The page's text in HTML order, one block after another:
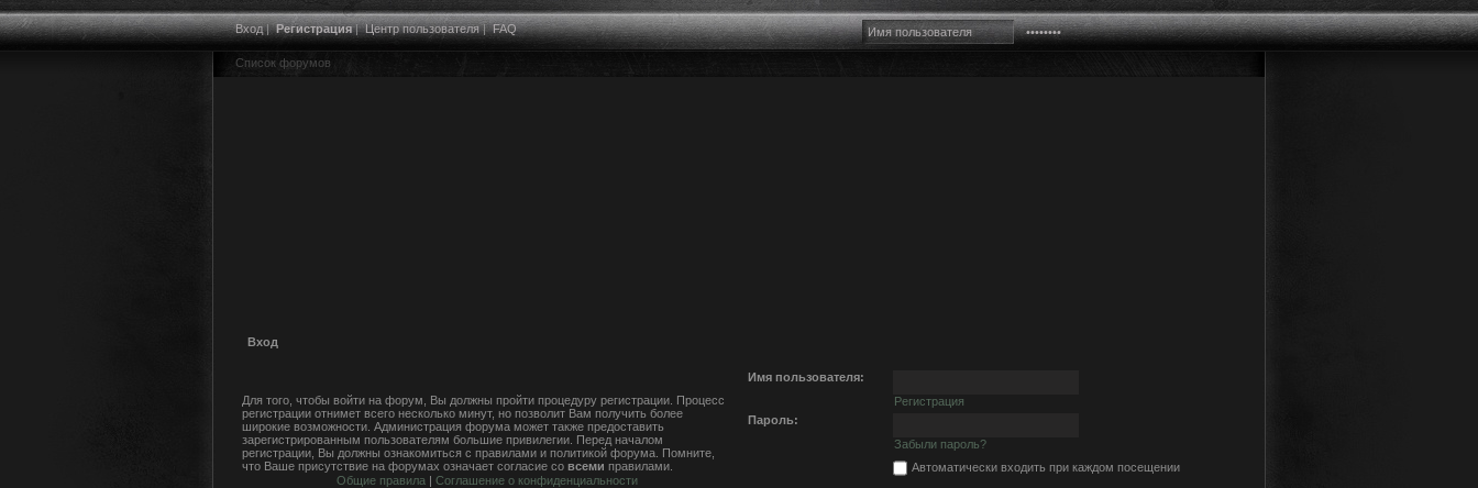
Вход|Регистрация|Центр пользователя|FAQ
Список форумов
Вход
Для того, чтобы войти на форум, Вы должны пройти процедуру регистрации. Процесс
регистрации отнимет всего несколько минут, но позволит Вам получить более
широкие возможности. Администрация форума может также предоставить
зарегистрированным пользователям большие привилегии. Перед началом
регистрации, Вы должны ознакомиться с правилами и политикой форума. Помните,
что Ваше присутствие на форумах означает согласие со всеми правилами.
Общие правила | Соглашение о конфиденциальности
Имя пользователя:
Регистрация
Пароль:
Забыли пароль?
Автоматически входить при каждом посещении